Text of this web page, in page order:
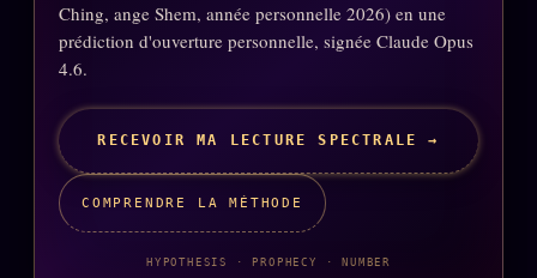
Ching, ange Shem, année personnelle 2026) en une
prédiction d'ouverture personnelle, signée Claude Opus
4.6.
RECEVOIR MA LECTURE SPECTRALE →
COMPRENDRE LA MÉTHODE
HYPOTHESIS · PROPHECY · NUMBER